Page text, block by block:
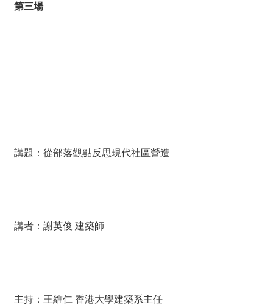
第三場
講題：從部落觀點反思現代社區營造
講者：謝英俊 建築師
主持：王維仁 香港大學建築系主任